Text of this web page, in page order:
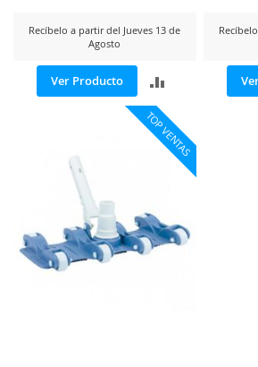
Recíbelo a partir del Jueves 13 de
Agosto
Ver Producto
PARA
COMPARAR
TOP VENTAS